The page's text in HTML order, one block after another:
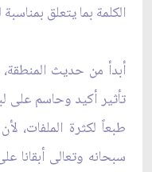
الكلمة بما يتعلق
أبدأ من حديث
تأثير أكيد وحاسم على
طبعاً لكثرة الملفات،
سبحانه وتعالى أبقانا